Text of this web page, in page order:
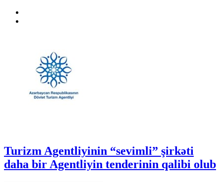
Turizm Agentliyinin “sevimli” şirkəti
daha bir Agentliyin tenderinin qalibi olub